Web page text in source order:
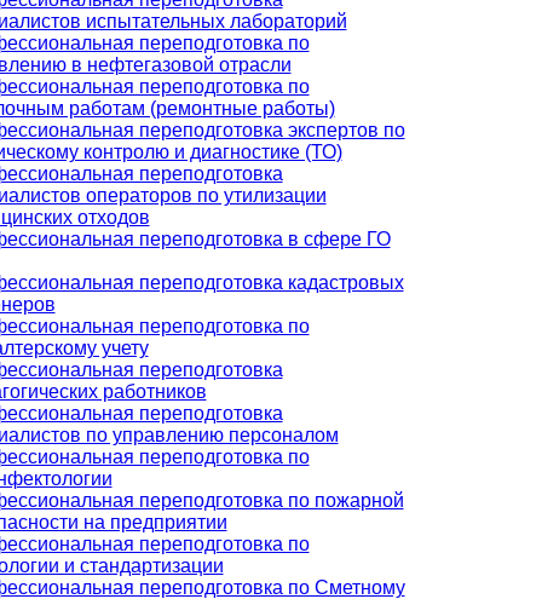
испытательных лабораторий
переподготовка по
в нефтегазовой отрасли
переподготовка по
работам (ремонтные работы)
переподготовка экспертов по
контролю и диагностике (ТО)
переподготовка
операторов по утилизации
отходов
переподготовка в сфере ГО
переподготовка кадастровых
переподготовка по
учету
переподготовка
работников
переподготовка
по управлению персоналом
переподготовка по
переподготовка по пожарной
на предприятии
переподготовка по
и стандартизации
переподготовка по Сметному